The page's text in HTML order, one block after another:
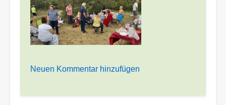
Neuen Kommentar hinzufügen